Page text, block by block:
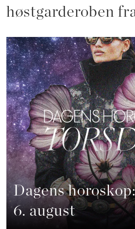
høstgarderoben
Dagens
6. august